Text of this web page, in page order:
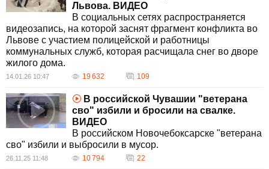
Львова. ВИДЕО
В социальных сетях распространяется
видеозапись, на которой заснят фрагмент конфликта во
Львове с участием полицейской и работницы
коммунальных служб, которая расчищала снег во дворе
жилого дома.
14.01.26 10:47 19 632 109
В российской Чувашии "ветерана
сво" избили и бросили на свалке.
ВИДЕО
В российском Новочебоксарске "ветерана
сво" избили и выбросили в мусор.
26.11.25 11:48 10 794 22